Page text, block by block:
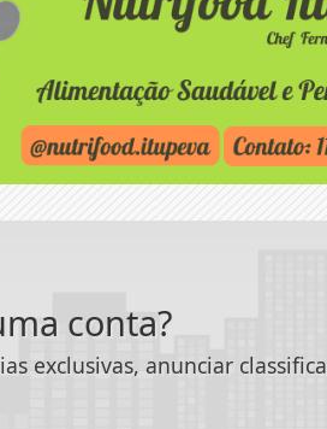
conta?
exclusivas, anunciar